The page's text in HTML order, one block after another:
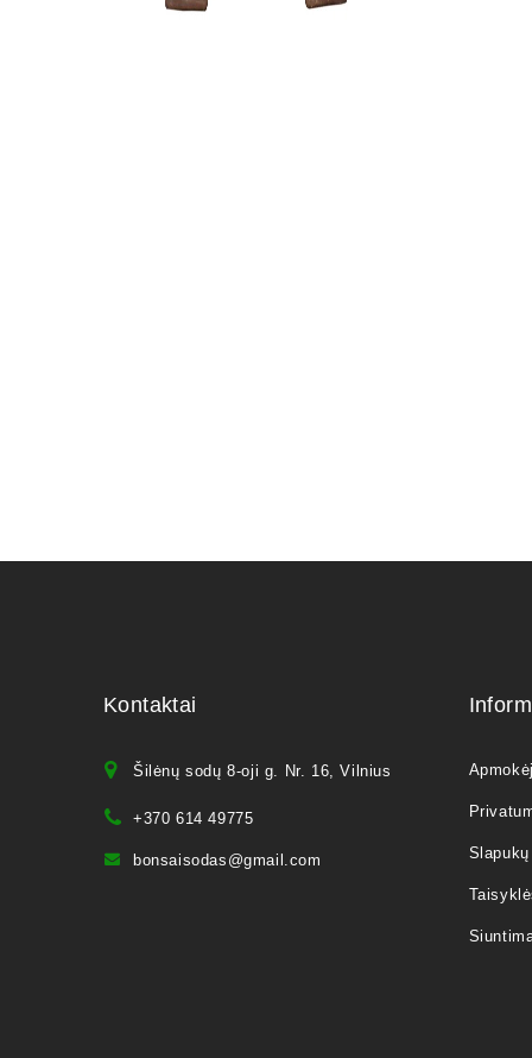
Kontaktai
Šilėnų sodų 8-oji g. Nr. 16, Vilnius
+370 614 49775
bonsaisodas@gmail.com